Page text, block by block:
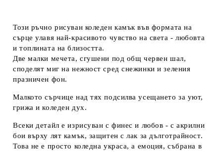
Този ръчно рисуван коледен камък във формата на
сърце улавя най-красивото чувство на света - любовта
и топлината на близостта.
Две малки мечета, сгушени под общ червен шал,
споделят миг на нежност сред снежинки и зеления
празничен фон.
Малкото сърчице над тях подсилва усещането за уют,
грижа и коледен дух.
Всеки детайл е изрисуван с финес и любов - с акрилни
бои върху лят камък, защитен с лак за дълготрайност.
Това не е просто коледна украса, а емоция, събрана в